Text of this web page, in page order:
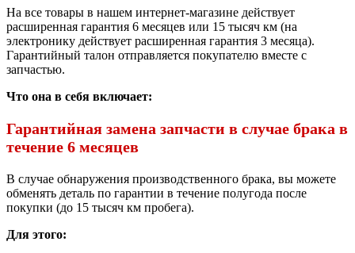
На все товары в нашем интернет-магазине действует
расширенная гарантия 6 месяцев или 15 тысяч км (на
электронику действует расширенная гарантия 3 месяца).
Гарантийный талон отправляется покупателю вместе с
запчастью.
Что она в себя включает:
Гарантийная замена запчасти в случае брака в
течение 6 месяцев
В случае обнаружения производственного брака, вы можете
обменять деталь по гарантии в течение полугода после
покупки (до 15 тысяч км пробега).
Для этого: